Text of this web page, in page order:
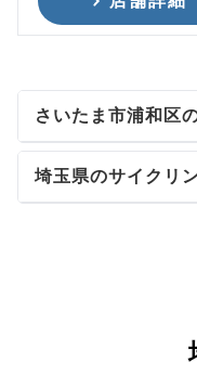
さいたま市浦和区
埼玉県のサイクリ